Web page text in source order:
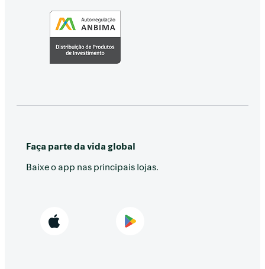
Faça parte da vida global
Baixe o app nas principais lojas.